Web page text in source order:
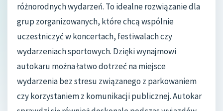
różnorodnych wydarzeń. To idealne rozwiązanie dla
grup zorganizowanych, które chcą wspólnie
uczestniczyć w koncertach, festiwalach czy
wydarzeniach sportowych. Dzięki wynajmowi
autokaru można łatwo dotrzeć na miejsce
wydarzenia bez stresu związanego z parkowaniem
czy korzystaniem z komunikacji publicznej. Autokar